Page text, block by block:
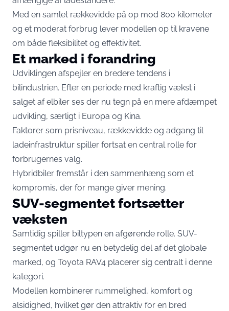
Med en samlet rækkevidde på op mod 800 kilometer
og et moderat forbrug lever modellen op til kravene
om både fleksibilitet og effektivitet.
Et marked i forandring
Udviklingen afspejler en bredere tendens i
bilindustrien. Efter en periode med kraftig vækst i
salget af elbiler ses der nu tegn på en mere afdæmpet
udvikling, særligt i Europa og Kina.
Faktorer som prisniveau, rækkevidde og adgang til
ladeinfrastruktur spiller fortsat en central rolle for
forbrugernes valg.
Hybridbiler fremstår i den sammenhæng som et
kompromis, der for mange giver mening.
SUV-segmentet fortsætter
væksten
Samtidig spiller biltypen en afgørende rolle. SUV-
segmentet udgør nu en betydelig del af det globale
marked, og Toyota RAV4 placerer sig centralt i denne
kategori.
Modellen kombinerer rummelighed, komfort og
alsidighed, hvilket gør den attraktiv for en bred